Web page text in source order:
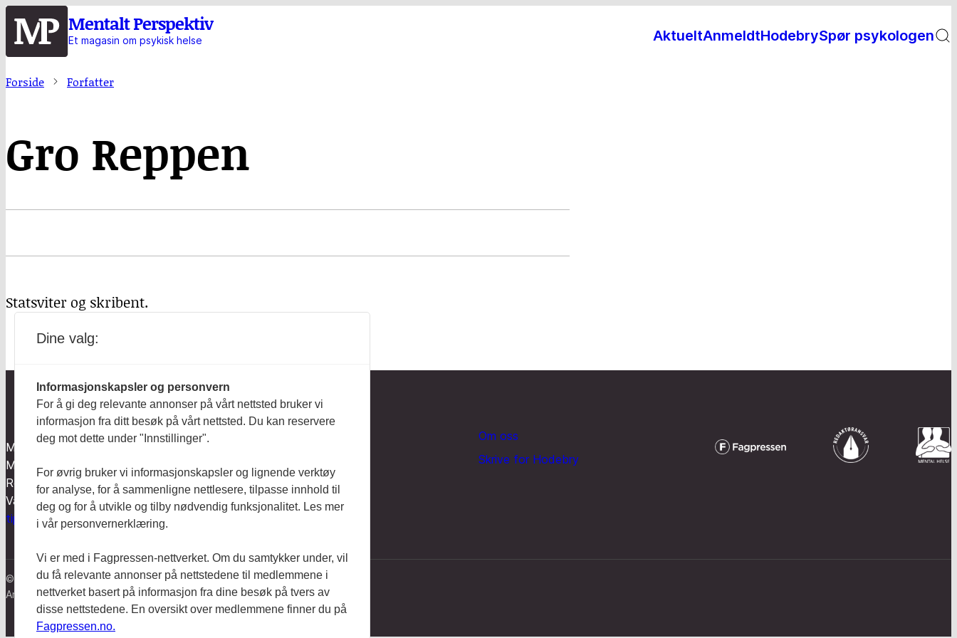
Hopp
til
hovedinnhold
Mentalt Perspektiv
Et magasin om psykisk helse AktueltAnmeldtHodebrySpør psykologen
Forside Forfatter
Gro Reppen
Statsviter og skribent.
Mentalt Perspektiv utgis av
Mental Helse og redigeres etter
Redaktør-plakaten og
Vær varsom-plakaten.
tips@mentaltperspektiv.no
Hodebry
Om oss
Skrive for Hodebry
© Mentalt Perspektiv 2023
Ansvarlig redaktør:Nanna Baldersheim
Dine valg:
Informasjonskapsler og personvern
For å gi deg relevante annonser på vårt nettsted bruker vi
informasjon fra ditt besøk på vårt nettsted. Du kan reservere
deg mot dette under "Innstillinger".
For øvrig bruker vi informasjonskapsler og lignende verktøy
for analyse, for å sammenligne nettlesere, tilpasse innhold til
deg og for å utvikle og tilby nødvendig funksjonalitet. Les mer
i vår personvernerklæring.
Vi er med i Fagpressen-nettverket. Om du samtykker under, vil
du få relevante annonser på nettstedene til medlemmene i
nettverket basert på informasjon fra dine besøk på tvers av
disse nettstedene. En oversikt over medlemmene finner du på
Fagpressen.no.